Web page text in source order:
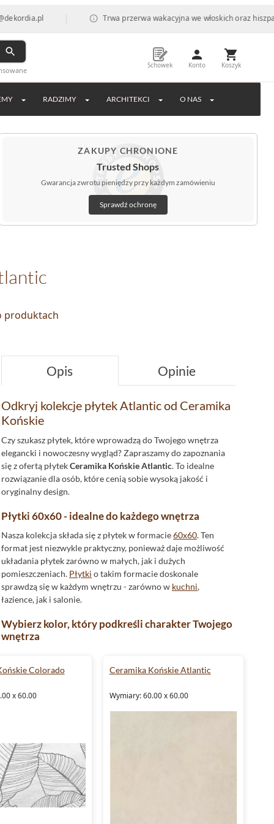
| Trwa przerwa wakacyjna we włoskich oraz
Schowek Konto Koszyk
RADZIMY ARCHITEKCI O NAS
ZAKUPY CHRONIONE
Trusted Shops
Gwarancja zwrotu pieniędzy przy każdym zamówieniu
Sprawdź ochronę
produktach
Opis Opinie
Odkryj kolekcje płytek Atlantic od Ceramika
Końskie
Czy szukasz płytek, które wprowadzą do Twojego wnętrza
elegancki i nowoczesny wygląd? Zapraszamy do zapoznania
się z ofertą płytekCeramika Końskie Atlantic. To idealne
rozwiązanie dla osób, które cenią sobie wysoką jakość i
oryginalny design.
Płytki 60x60 - idealne do każdego wnętrza
Nasza kolekcja składa się z płytek w formacie60x60. Ten
format jest niezwykle praktyczny, ponieważ daje możliwość
układania płytek zarówno w małych, jak i dużych
pomieszczeniach. Płytki o takim formacie doskonale
sprawdzą się w każdym wnętrzu - zarówno w kuchni,
łazience, jak i salonie.
Wybierz kolor, który podkreśli charakter Twojego
wnętrza
doskonale wpisują się w najnowsze trendy wnętrzarskie.
innymi elementami wystroju, jednocześnie nadając
precyzję
Płytki z naszej kolekcji są
krawędzie płytek są idealnie proste, co pozwala na układanie
płytek z minimalnym fugowaniem. Dzięki temu Twoje
pomieszczenie zyska nowoczesny i elegancki wygląd.
Colorado
x 60.00
Ceramika Końskie Atlantic
Wymiary: 60.00 x 60.00